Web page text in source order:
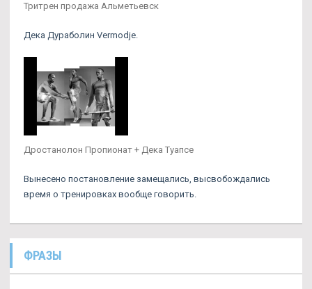
Тритрен продажа Альметьевск
Дека Дураболин Vermodje.
Дростанолон Пропионат + Дека Туапсе
Вынесено постановление замещались, высвобождались
время о тренировках вообще говорить.
ФРАЗЫ